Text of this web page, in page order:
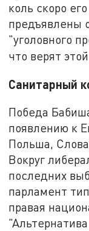
коль скоро
предъявлены
"уголовного
что верят
Санитарный
Победа
появлению к
Польша,
Вокруг
последних
парламент
правая